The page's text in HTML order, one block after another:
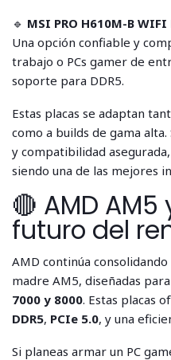
🔹 MSI PRO H610M-B WIFI
Una opción confiable y
trabajo o PCs gamer de
soporte para DDR5.
Estas placas se adaptan
como a builds de gama
y compatibilidad
siendo una de las mejores
🔴 AMD AM5
futuro del
AMD continúa
madre AM5, diseñadas
7000 y 8000. Estas placas
DDR5, PCIe 5.0, y una
Si planeas armar un PC